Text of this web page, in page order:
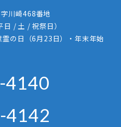
川崎468番地
/ 土 / 祝祭日）
の日（6月23日）・年末年始
4140
4142